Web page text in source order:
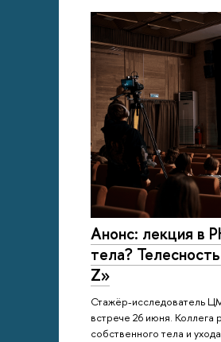
Анонс: лекция в
тела?
Z»
Стажёр-исследователь
встрече 26 июня. Коллега
собственного тела и